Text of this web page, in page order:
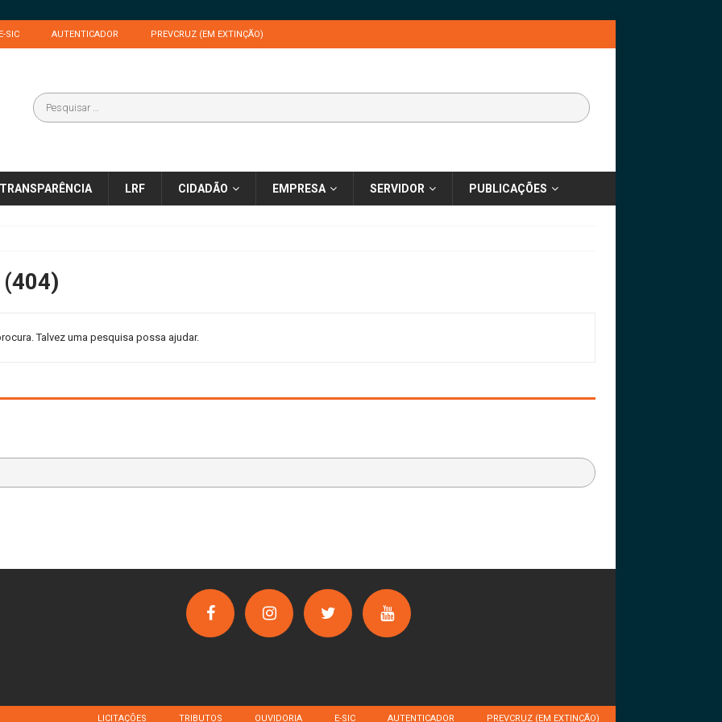
SIC AUTENTICADOR PREVCRUZ (EM EXTINÇÃO)
TRANSPARÊNCIA LRF CIDADÃO EMPRESA SERVIDOR PUBLICAÇÕES
Talvez uma pesquisa possa ajudar.
LICITAÇÕES TRIBUTOS OUVIDORIA E-SIC AUTENTICADOR PREVCRUZ (EM EXTINÇÃO)